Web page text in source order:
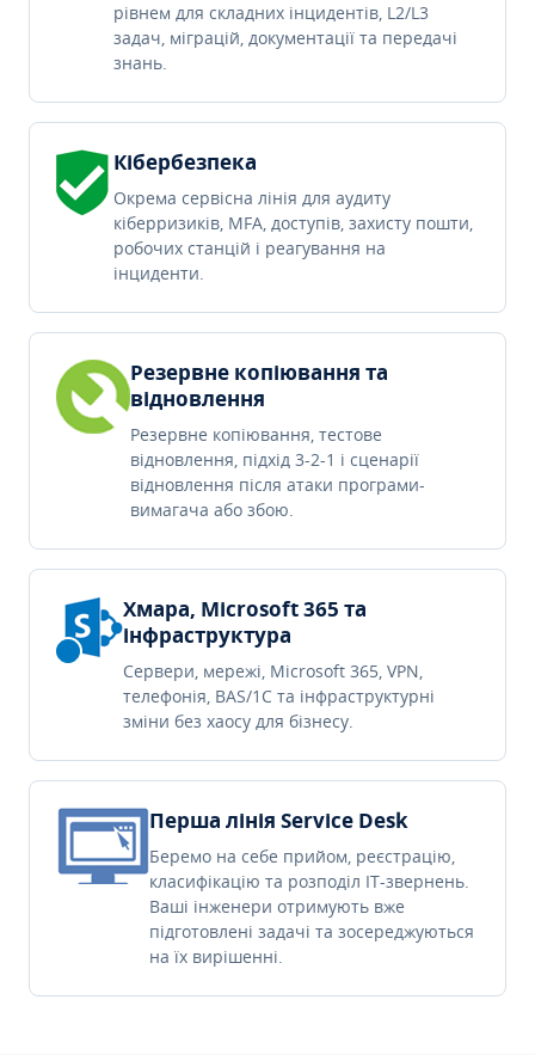
рівнем для складних інцидентів, L2/L3
задач, міграцій, документації та передачі
знань.
Кібербезпека
Окрема сервісна лінія для аудиту
кіберризиків, MFA, доступів, захисту пошти,
робочих станцій і реагування на
інциденти.
Резервне копіювання та
відновлення
Резервне копіювання, тестове
відновлення, підхід 3-2-1 і сценарії
відновлення після атаки програми-
вимагача або збою.
Хмара, Microsoft 365 та
інфраструктура
Сервери, мережі, Microsoft 365, VPN,
телефонія, BAS/1C та інфраструктурні
зміни без хаосу для бізнесу.
Перша лінія Service Desk
Беремо на себе прийом, реєстрацію,
класифікацію та розподіл IT-звернень.
Ваші інженери отримують вже
підготовлені задачі та зосереджуються
на їх вирішенні.